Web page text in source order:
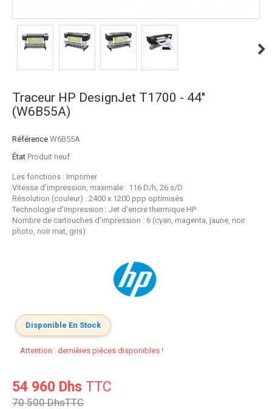
Traceur HP DesignJet T1700 - 44"
(W6B55A)
Référence W6B55A
État Produit neuf
Les fonctions : Imprimer
Vitesse d'impression, maximale : 116 D/h, 26 s/D
Résolution (couleur) : 2400 x 1200 ppp optimisés
Technologie d'impression : Jet d'encre thermique HP
Nombre de cartouches d'impression : 6 (cyan, magenta, jaune, noir
photo, noir mat, gris)
Disponible En Stock
Attention : dernières pièces disponibles !
54 960 Dhs TTC
70 500 DhsTTC